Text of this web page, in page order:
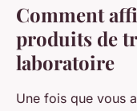
Comment
produits de
laboratoire
Une fois que vous